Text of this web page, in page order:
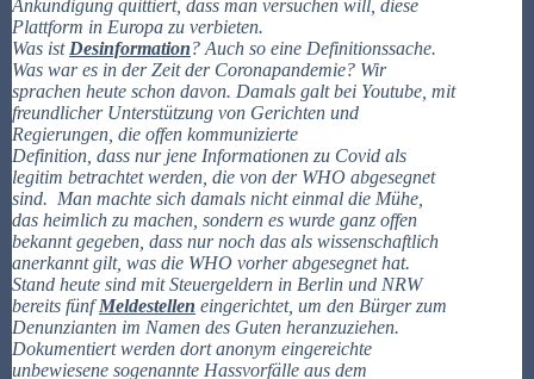
Ankündigung quittiert, dass man versuchen will, diese
Plattform in Europa zu verbieten.
Was ist Desinformation? Auch so eine Definitionssache.
Was war es in der Zeit der Coronapandemie? Wir
sprachen heute schon davon. Damals galt bei Youtube, mit
freundlicher Unterstützung von Gerichten und
Regierungen, die offen kommunizierte
Definition, dass nur jene Informationen zu Covid als
legitim betrachtet werden, die von der WHO abgesegnet
sind. Man machte sich damals nicht einmal die Mühe,
das heimlich zu machen, sondern es wurde ganz offen
bekannt gegeben, dass nur noch das als wissenschaftlich
anerkannt gilt, was die WHO vorher abgesegnet hat.
Stand heute sind mit Steuergeldern in Berlin und NRW
bereits fünfMeldestellen eingerichtet, um den Bürger zum
Denunzianten im Namen des Guten heranzuziehen.
Dokumentiert werden dort anonym eingereichte
unbewiesene sogenannte Hassvorfälle aus dem